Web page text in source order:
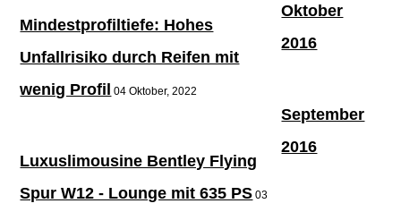
Mindestprofiltiefe: Hohes
Unfallrisiko durch Reifen mit
wenig Profil 04 Oktober, 2022
Luxuslimousine Bentley Flying
Spur W12 - Lounge mit 635 PS 03
Oktober
2016
September
2016